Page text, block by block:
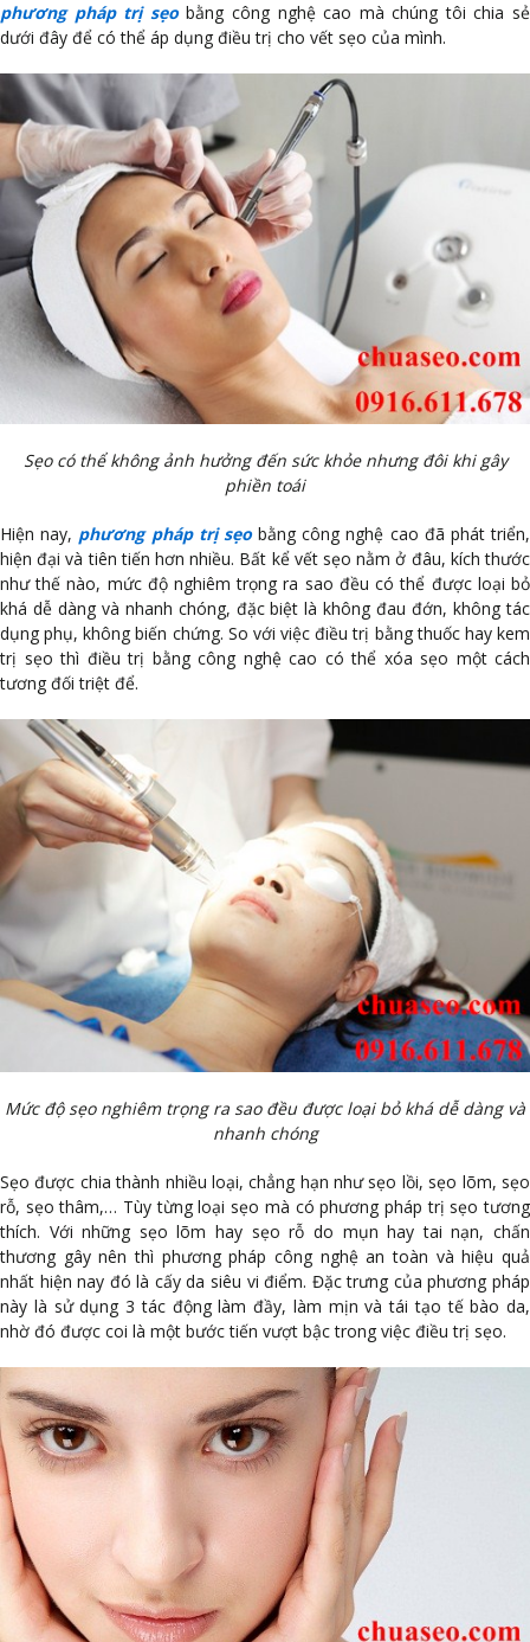
phương pháp trị sẹobằng công nghệ cao mà chúng tôi chia sẻ
dưới đây để có thể áp dụng điều trị cho vết sẹo của mình.
Sẹo có thể không ảnh hưởng đến sức khỏe nhưng đôi khi gây
phiền toái
Hiện nay, phương pháp trị sẹobằng công nghệ cao đã phát triển,
hiện đại và tiên tiến hơn nhiều. Bất kể vết sẹo nằm ở đâu, kích thước
như thế nào, mức độ nghiêm trọng ra sao đều có thể được loại bỏ
khá dễ dàng và nhanh chóng, đặc biệt là không đau đớn, không tác
dụng phụ, không biến chứng. So với việc điều trị bằng thuốc hay kem
trị sẹo thì điều trị bằng công nghệ cao có thể xóa sẹo một cách
tương đối triệt để.
Mức độ sẹo nghiêm trọng ra sao đều được loại bỏ khá dễ dàng và
nhanh chóng
Sẹo được chia thành nhiều loại, chẳng hạn như sẹo lồi, sẹo lõm, sẹo
rỗ, sẹo thâm,… Tùy từng loại sẹo mà có phương pháp trị sẹo tương
thích. Với những sẹo lõm hay sẹo rỗ do mụn hay tai nạn, chấn
thương gây nên thì phương pháp công nghệ an toàn và hiệu quả
nhất hiện nay đó là cấy da siêu vi điểm. Đặc trưng của phương pháp
này là sử dụng 3 tác động làm đầy, làm mịn và tái tạo tế bào da,
nhờ đó được coi là một bước tiến vượt bậc trong việc điều trị sẹo.